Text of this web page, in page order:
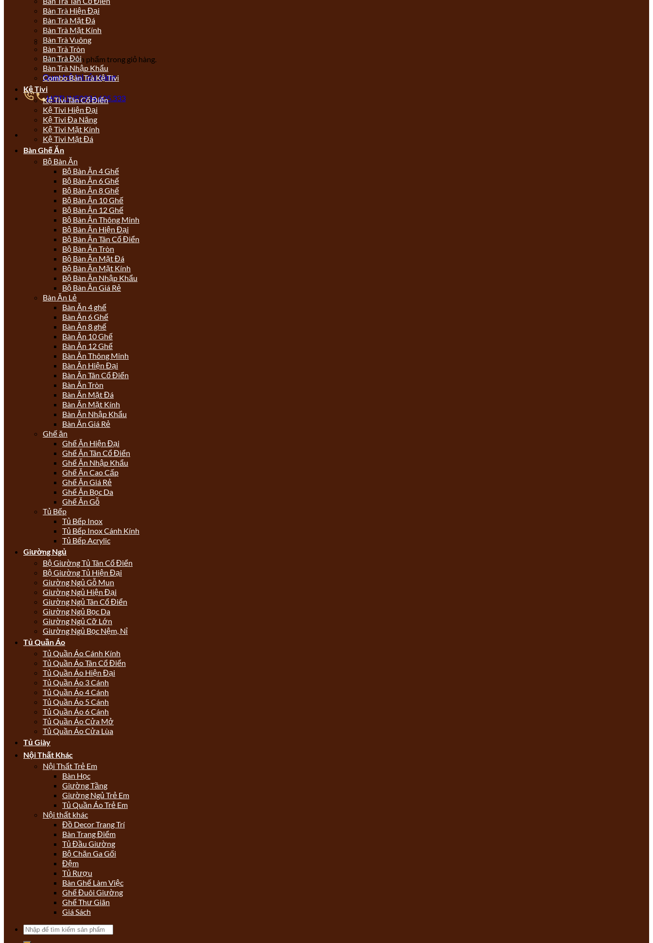
Chưa có sản phẩm trong giỏ hàng.
Quay trở lại cửa hàng
HOTLINE0934.605.333
Bàn Trà Hiện Đại
Bàn Trà Mặt Đá
Bàn Trà Mặt Kính
Bàn Trà Vuông
Bàn Trà Tròn
Bàn Trà Đôi
Bàn Trà Nhập Khẩu
Combo Bàn Trà Kệ Tivi
Kệ Tivi
Kệ Tivi Tân Cổ Điển
Kệ Tivi Hiện Đại
Kệ Tivi Đa Năng
Kệ Tivi Mặt Kính
Kệ Tivi Mặt Đá
Bàn Ghế Ăn
Bộ Bàn Ăn
Bộ Bàn Ăn 4 Ghế
Bộ Bàn Ăn 6 Ghế
Bộ Bàn Ăn 8 Ghế
Bộ Bàn Ăn 10 Ghế
Bộ Bàn Ăn 12 Ghế
Bộ Bàn Ăn Thông Minh
Bộ Bàn Ăn Hiện Đại
Bộ Bàn Ăn Tân Cổ Điển
Bộ Bàn Ăn Tròn
Bộ Bàn Ăn Mặt Đá
Bộ Bàn Ăn Mặt Kính
Bộ Bàn Ăn Nhập Khẩu
Bộ Bàn Ăn Giá Rẻ
Bàn Ăn Lẻ
Bàn Ăn 4 ghế
Bàn Ăn 6 Ghế
Bàn Ăn 8 ghế
Bàn Ăn 10 Ghế
Bàn Ăn 12 Ghế
Bàn Ăn Thông Minh
Bàn Ăn Hiện Đại
Bàn Ăn Tân Cổ Điển
Bàn Ăn Tròn
Bàn Ăn Mặt Đá
Bàn Ăn Mặt Kính
Bàn Ăn Nhập Khẩu
Bàn Ăn Giá Rẻ
Ghế ăn
Ghế Ăn Hiện Đại
Ghế Ăn Tân Cổ Điển
Ghế Ăn Nhập Khẩu
Ghế Ăn Cao Cấp
Ghế Ăn Giá Rẻ
Ghế Ăn Bọc Da
Ghế Ăn Gỗ
Tủ Bếp
Tủ Bếp Inox
Tủ Bếp Inox Cánh Kính
Tủ Bếp Acrylic
Giường Ngủ
Bộ Giường Tủ Tân Cổ Điển
Bộ Giường Tủ Hiện Đại
Giường Ngủ Gỗ Mun
Giường Ngủ Hiện Đại
Giường Ngủ Tân Cổ Điển
Giường Ngủ Bọc Da
Giường Ngủ Cỡ Lớn
Giường Ngủ Bọc Nệm, Nỉ
Tủ Quần Áo
Tủ Quần Áo Cánh Kính
Tủ Quần Áo Tân Cổ Điển
Tủ Quần Áo Hiện Đại
Tủ Quần Áo 3 Cánh
Tủ Quần Áo 4 Cánh
Tủ Quần Áo 5 Cánh
Tủ Quần Áo 6 Cánh
Tủ Quần Áo Cửa Mở
Tủ Quần Áo Cửa Lùa
Tủ Giày
Nội Thất Khác
Nội Thất Trẻ Em
Bàn Học
Giường Tầng
Giường Ngủ Trẻ Em
Tủ Quần Áo Trẻ Em
Nội thất khác
Đồ Decor Trang Trí
Bàn Trang Điểm
Tủ Đầu Giường
Bộ Chăn Ga Gối
Đệm
Tủ Rượu
Bàn Ghế Làm Việc
Ghế Đuôi Giường
Ghế Thư Giãn
Giá Sách
Tìm
kiếm: